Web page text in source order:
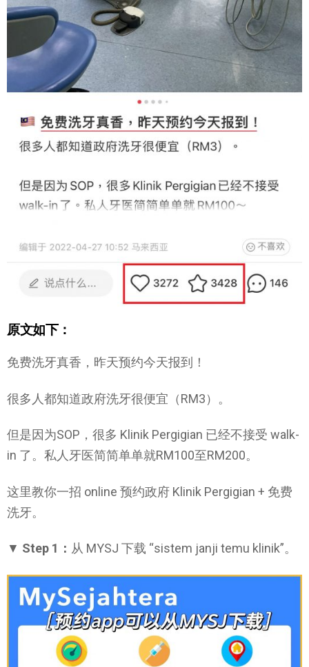
原文如下：
免费洗牙真香，昨天预约今天报到！
很多人都知道政府洗牙很便宜（RM3）。
但是因为SOP，很多 Klinik Pergigian 已经不接受 walk-
in 了。私人牙医简简单单就RM100至RM200。
这里教你一招 online 预约政府 Klinik Pergigian + 免费
洗牙。
▼ Step 1： 从 MYSJ 下载 “sistem janji temu klinik”。